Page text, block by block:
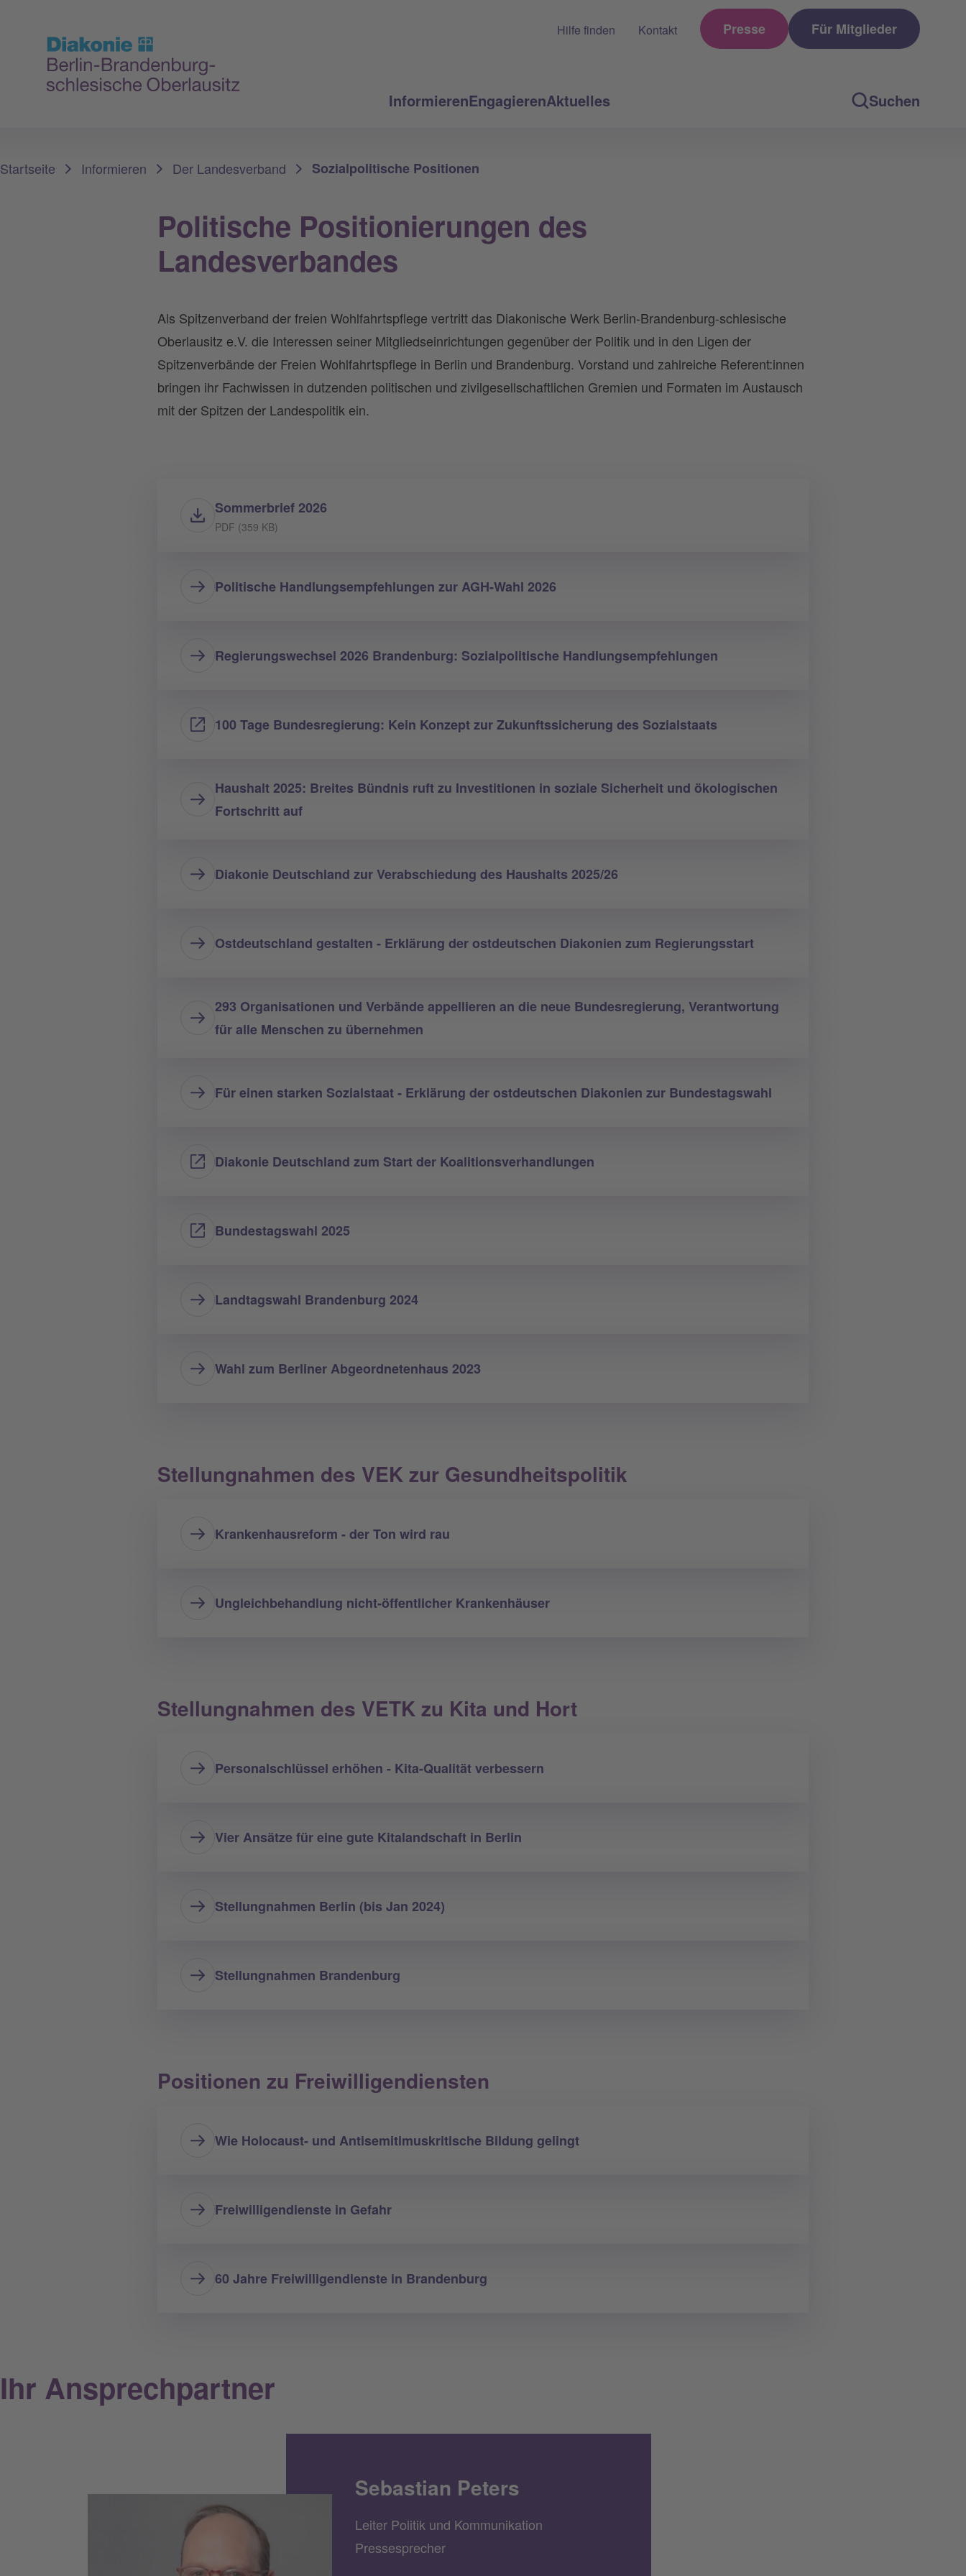
InformierenEngagierenAktuelles Suchen
Hilfe finden Kontakt Presse Für Mitglieder
Startseite Informieren Der Landesverband Sozialpolitische Positionen
Politische Positionierungen des
Landesverbandes
Als Spitzenverband der freien Wohlfahrtspflege vertritt das Diakonische Werk Berlin-Brandenburg-schlesische
Oberlausitz e.V. die Interessen seiner Mitgliedseinrichtungen gegenüber der Politik und in den Ligen der
Spitzenverbände der Freien Wohlfahrtspflege in Berlin und Brandenburg. Vorstand und zahlreiche Referent:innen
bringen ihr Fachwissen in dutzenden politischen und zivilgesellschaftlichen Gremien und Formaten im Austausch
mit der Spitzen der Landespolitik ein.
Sommerbrief 2026
PDF (359 KB)
Politische Handlungsempfehlungen zur AGH-Wahl 2026
Regierungswechsel 2026 Brandenburg: Sozialpolitische Handlungsempfehlungen
100 Tage Bundesregierung: Kein Konzept zur Zukunftssicherung des Sozialstaats
Haushalt 2025: Breites Bündnis ruft zu Investitionen in soziale Sicherheit und ökologischen
Fortschritt auf
Diakonie Deutschland zur Verabschiedung des Haushalts 2025/26
Ostdeutschland gestalten - Erklärung der ostdeutschen Diakonien zum Regierungsstart
293 Organisationen und Verbände appellieren an die neue Bundesregierung, Verantwortung
für alle Menschen zu übernehmen
Für einen starken Sozialstaat - Erklärung der ostdeutschen Diakonien zur Bundestagswahl
Diakonie Deutschland zum Start der Koalitionsverhandlungen
Bundestagswahl 2025
Landtagswahl Brandenburg 2024
Wahl zum Berliner Abgeordnetenhaus 2023
Stellungnahmen des VEK zur Gesundheitspolitik
Krankenhausreform - der Ton wird rau
Ungleichbehandlung nicht-öffentlicher Krankenhäuser
Stellungnahmen des VETK zu Kita und Hort
Personalschlüssel erhöhen - Kita-Qualität verbessern
Vier Ansätze für eine gute Kitalandschaft in Berlin
Stellungnahmen Berlin (bis Jan 2024)
Stellungnahmen Brandenburg
Positionen zu Freiwilligendiensten
Wie Holocaust- und Antisemitimuskritische Bildung gelingt
Freiwilligendienste in Gefahr
60 Jahre Freiwilligendienste in Brandenburg
Ihr Ansprechpartner
Sebastian Peters
Leiter Politik und Kommunikation
Pressesprecher